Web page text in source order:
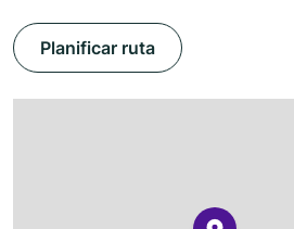
Planificar ruta